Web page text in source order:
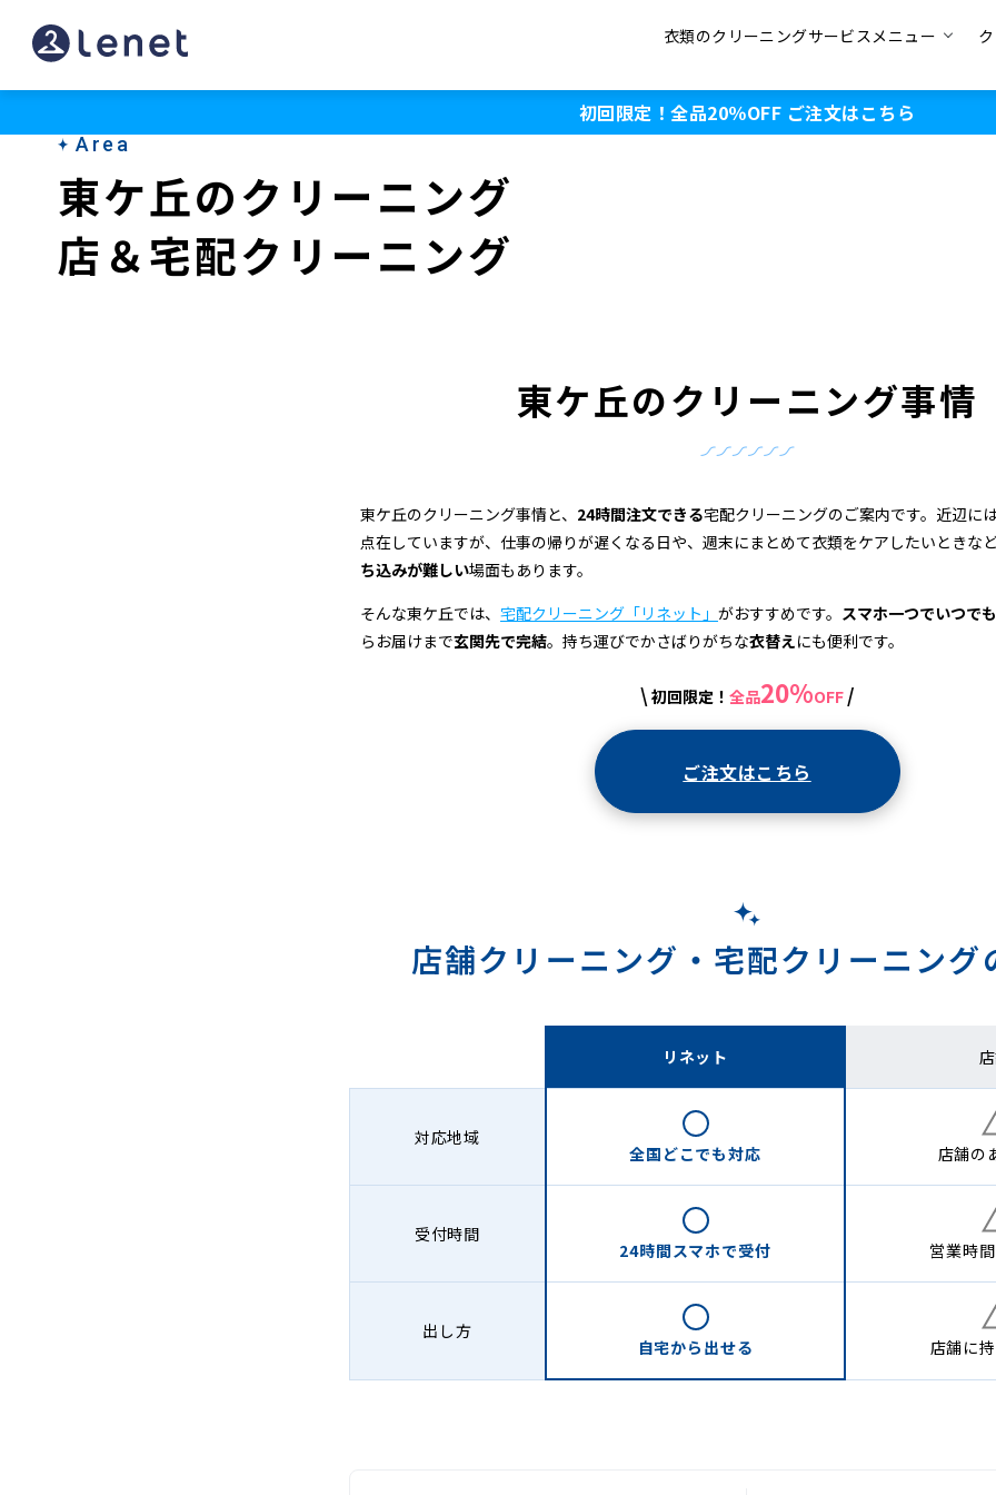
東
ケ
衣類のクリーニングサービスメニュー
初回限定！全品20％OFF ご注文はこちら
Area
東ケ丘のクリーニング
店＆宅配クリーニング
東ケ丘のクリーニング事情
東ケ丘のクリーニング事情と、 24時間注文できる宅配クリーニングのご案内です。近辺に
点在していますが、仕事の帰りが遅くなる日や、週末にまとめて衣類をケアしたいときな
ち込みが難しい場面もあります。
そんな東ケ丘では、 宅配クリーニング「リネット」 がおすすめです。 スマホ一つでいつで
らお届けまで玄関先で完結。持ち運びでかさばりがちな衣替えにも便利です。
\ 初回限定！ 全品20%OFF /
ご注文はこちら
店舗クリーニング・ 宅配クリーニング
リネット
対応地域
全国どこでも対応 店舗の
受付時間
24時間スマホで受付 営業時
出し方
自宅から 出せる 店舗に